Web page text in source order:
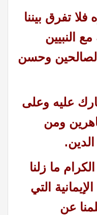
فلا تفرق بيننا
النبيين
وحسن
عليه وعلى
ومن
ما زلنا
التي
عن